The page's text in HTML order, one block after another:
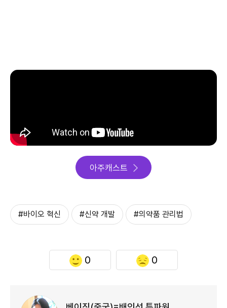
아주캐스트
#바이오 혁신 #신약 개발 #의약품 관리법
0 0